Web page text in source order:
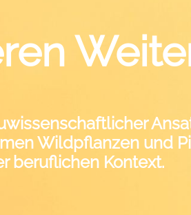
Wildpflanzen und
beruflichen Kontext.